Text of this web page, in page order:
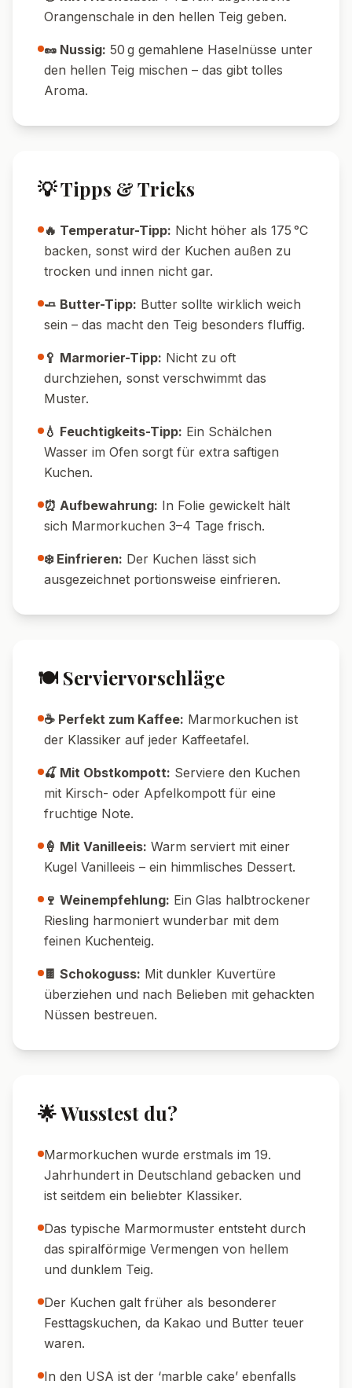
Orangenschale in den hellen Teig geben.
🥜 Nussig: 50 g gemahlene Haselnüsse unter
den hellen Teig mischen – das gibt tolles
Aroma.
💡 Tipps & Tricks
🔥 Temperatur-Tipp: Nicht höher als 175 °C
backen, sonst wird der Kuchen außen zu
trocken und innen nicht gar.
🧈 Butter-Tipp: Butter sollte wirklich weich
sein – das macht den Teig besonders fluffig.
🥄 Marmorier-Tipp: Nicht zu oft
durchziehen, sonst verschwimmt das
Muster.
💧 Feuchtigkeits-Tipp: Ein Schälchen
Wasser im Ofen sorgt für extra saftigen
Kuchen.
⏰ Aufbewahrung: In Folie gewickelt hält
sich Marmorkuchen 3–4 Tage frisch.
❄️ Einfrieren: Der Kuchen lässt sich
ausgezeichnet portionsweise einfrieren.
🍽️ Serviervorschläge
☕ Perfekt zum Kaffee: Marmorkuchen ist
der Klassiker auf jeder Kaffeetafel.
🍒 Mit Obstkompott: Serviere den Kuchen
mit Kirsch- oder Apfelkompott für eine
fruchtige Note.
🍦 Mit Vanilleeis: Warm serviert mit einer
Kugel Vanilleeis – ein himmlisches Dessert.
🍷 Weinempfehlung: Ein Glas halbtrockener
Riesling harmoniert wunderbar mit dem
feinen Kuchenteig.
🍫 Schokoguss: Mit dunkler Kuvertüre
überziehen und nach Belieben mit gehackten
Nüssen bestreuen.
🌟 Wusstest du?
Marmorkuchen wurde erstmals im 19.
Jahrhundert in Deutschland gebacken und
ist seitdem ein beliebter Klassiker.
Das typische Marmormuster entsteht durch
das spiralförmige Vermengen von hellem
und dunklem Teig.
Der Kuchen galt früher als besonderer
Festtagskuchen, da Kakao und Butter teuer
waren.
In den USA ist der ‘marble cake’ ebenfalls